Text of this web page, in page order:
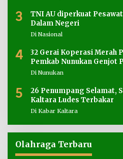
3
TNI AU diperkuat
Dalam Negeri
Di Nasional
4
32 Gerai Koperasi Merah
Pemkab Nunukan Genjot
Di Nunukan
5
26 Penumpang Selamat,
Kaltara Ludes Terbakar
Di Kabar Kaltara
Olahraga Terbaru